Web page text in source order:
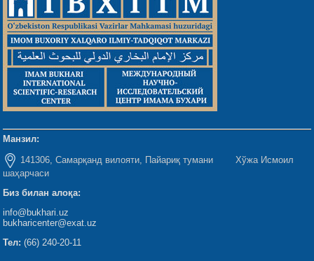
Манзил:
141306, Самарқанд вилояти, Пайариқ тумани Хўжа Исмоил
шаҳарчаси
Биз билан алоқа:
info@bukhari.uz
bukharicenter@exat.uz
Тел: (66) 240-20-11